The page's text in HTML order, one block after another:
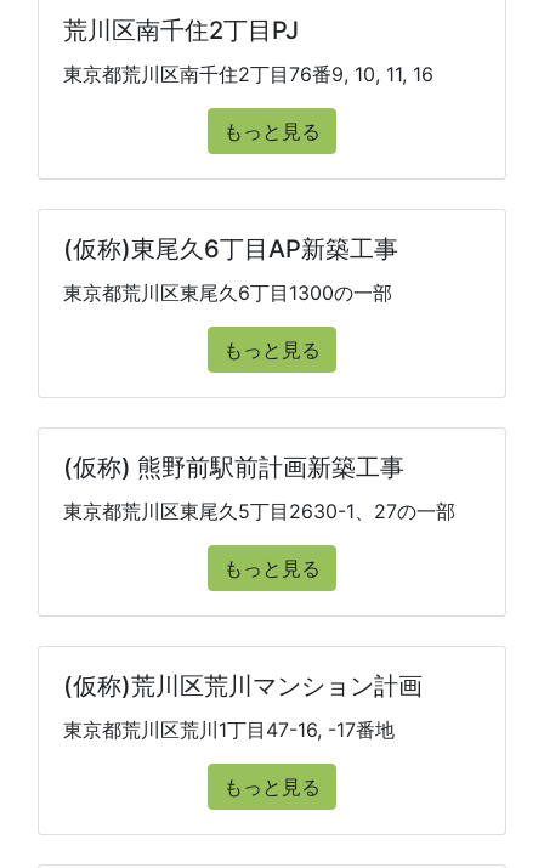
荒川区南千住2丁目PJ
東京都荒川区南千住2丁目76番9, 10, 11, 16
もっと見る
(仮称)東尾久6丁目AP新築工事
東京都荒川区東尾久6丁目1300の一部
もっと見る
(仮称) 熊野前駅前計画新築工事
東京都荒川区東尾久5丁目2630-1、27の一部
もっと見る
(仮称)荒川区荒川マンション計画
東京都荒川区荒川1丁目47-16, -17番地
もっと見る